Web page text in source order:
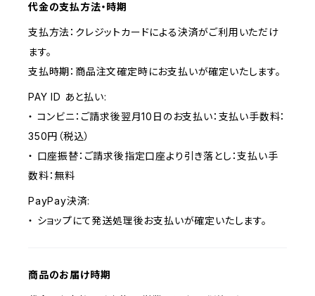
代金の支払方法・時期
支払方法：クレジットカードによる決済がご利用いただけ
ます。
支払時期：商品注文確定時にお支払いが確定いたします。
PAY ID あと払い:
・ コンビニ：ご請求後翌月10日のお支払い：支払い手数料：
350円（税込）
・ 口座振替：ご請求後指定口座より引き落とし：支払い手
数料：無料
PayPay決済:
・ ショップにて発送処理後お支払いが確定いたします。
商品のお届け時期